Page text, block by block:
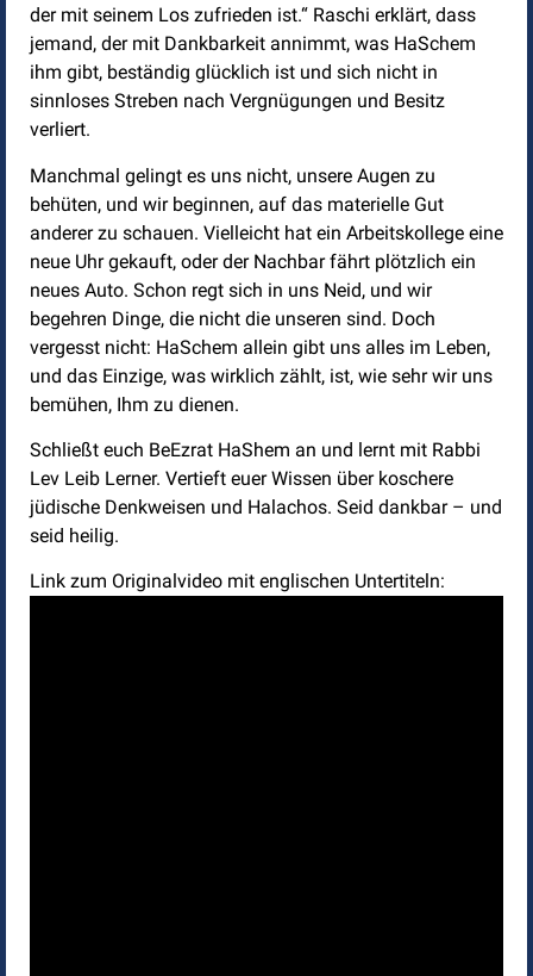
der mit seinem Los zufrieden ist.“ Raschi erklärt, dass
jemand, der mit Dankbarkeit annimmt, was HaSchem
ihm gibt, beständig glücklich ist und sich nicht in
sinnloses Streben nach Vergnügungen und Besitz
verliert.
Manchmal gelingt es uns nicht, unsere Augen zu
behüten, und wir beginnen, auf das materielle Gut
anderer zu schauen. Vielleicht hat ein Arbeitskollege eine
neue Uhr gekauft, oder der Nachbar fährt plötzlich ein
neues Auto. Schon regt sich in uns Neid, und wir
begehren Dinge, die nicht die unseren sind. Doch
vergesst nicht: HaSchem allein gibt uns alles im Leben,
und das Einzige, was wirklich zählt, ist, wie sehr wir uns
bemühen, Ihm zu dienen.
Schließt euch BeEzrat HaShem an und lernt mit Rabbi
Lev Leib Lerner. Vertieft euer Wissen über koschere
jüdische Denkweisen und Halachos. Seid dankbar – und
seid heilig.
Link zum Originalvideo mit englischen Untertiteln: